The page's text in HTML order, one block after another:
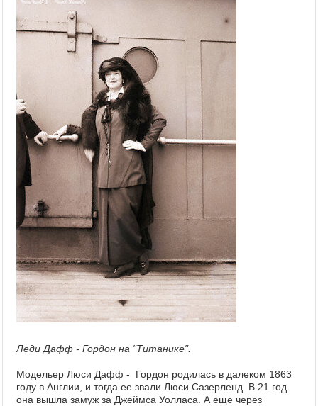
Леди Дафф - Гордон на "Титанике".
Модельер Люси Дафф - Гордон родилась в далеком 1863
году в Англии, и тогда ее звали Люси Сазерленд. В 21 год
она вышла замуж за Джеймса Уолласа. А еще через